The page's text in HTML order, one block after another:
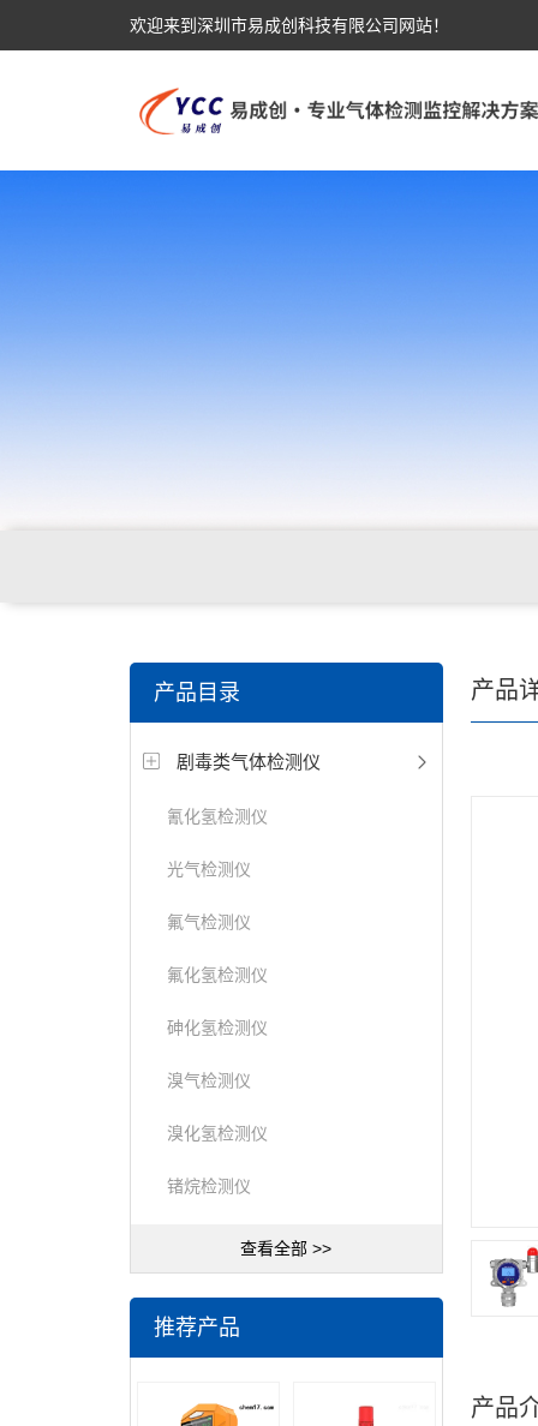
欢迎来到深圳市易成创科技有限公司网站！
产品目录
剧毒类气体检测仪
氰化氢检测仪
光气检测仪
氟气检测仪
氟化氢检测仪
砷化氢检测仪
溴气检测仪
溴化氢检测仪
锗烷检测仪
查看全部 >>
推荐产品
产品
产品